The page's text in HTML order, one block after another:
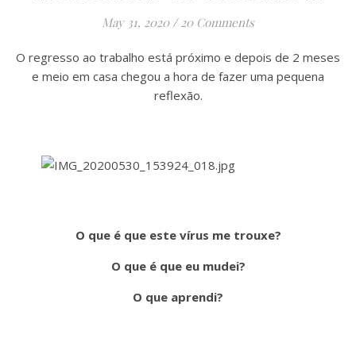
May 31, 2020 / 20 Comments
O regresso ao trabalho está próximo e depois de 2 meses
e meio em casa chegou a hora de fazer uma pequena
reflexão.
O que é que este vírus me trouxe?
O que é que eu mudei?
O que aprendi?